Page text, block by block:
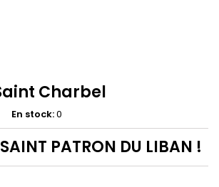
Charbel
En stock:0
PATRON DU LIBAN !